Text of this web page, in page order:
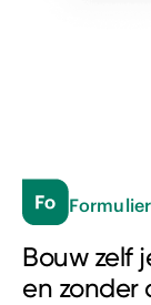
Bouw zelf
en zonder